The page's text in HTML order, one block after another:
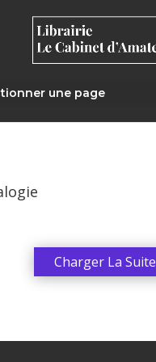
une page
Charger La Suite